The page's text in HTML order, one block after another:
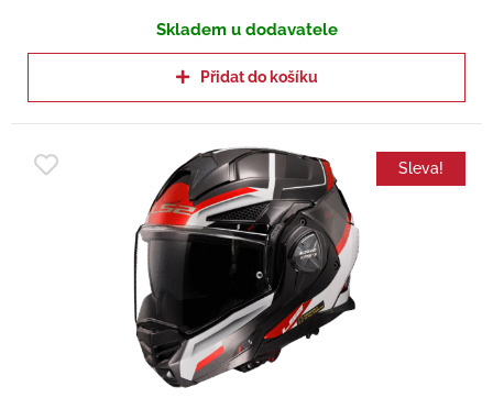
Skladem u dodavatele
Přidat do košíku
Sleva!